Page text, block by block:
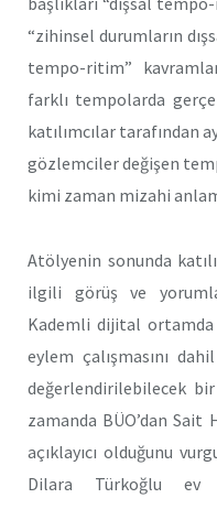
“zihinsel durumların
tempo-ritim”
farklı tempolarda
katılımcılar tarafından
gözlemciler değişen
kimi zaman mizahi
Atölyenin sonunda
ilgili görüş ve
Kademli dijital ortamda
eylem çalışmasını
değerlendirilebilecek
zamanda BÜO’dan
açıklayıcı olduğunu
Dilara Türkoğlu ev